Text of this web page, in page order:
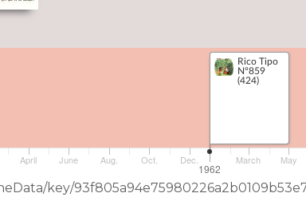
Rico Tipo
Nº859
(424)
1962
April June Aug. Oct. Dec. March May
key/